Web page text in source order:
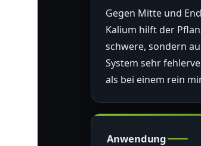
Gegen Mitte und
Kalium hilft der
schwere, sondern
System sehr
als bei einem rein
Anwendung